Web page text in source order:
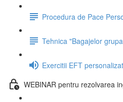
Procedura de Pace
Tehnica "Bagajelor
Exercitii EFT
WEBINAR pentru rezolvarea